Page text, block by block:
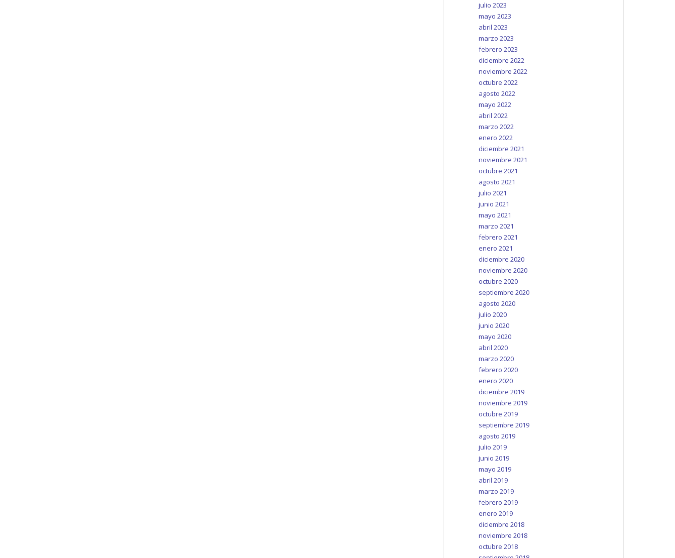
julio 2023
mayo 2023
abril 2023
marzo 2023
febrero 2023
diciembre 2022
noviembre 2022
octubre 2022
agosto 2022
mayo 2022
abril 2022
marzo 2022
enero 2022
diciembre 2021
noviembre 2021
octubre 2021
agosto 2021
julio 2021
junio 2021
mayo 2021
marzo 2021
febrero 2021
enero 2021
diciembre 2020
noviembre 2020
octubre 2020
septiembre 2020
agosto 2020
julio 2020
junio 2020
mayo 2020
abril 2020
marzo 2020
febrero 2020
enero 2020
diciembre 2019
noviembre 2019
octubre 2019
septiembre 2019
agosto 2019
julio 2019
junio 2019
mayo 2019
abril 2019
marzo 2019
febrero 2019
enero 2019
diciembre 2018
noviembre 2018
octubre 2018